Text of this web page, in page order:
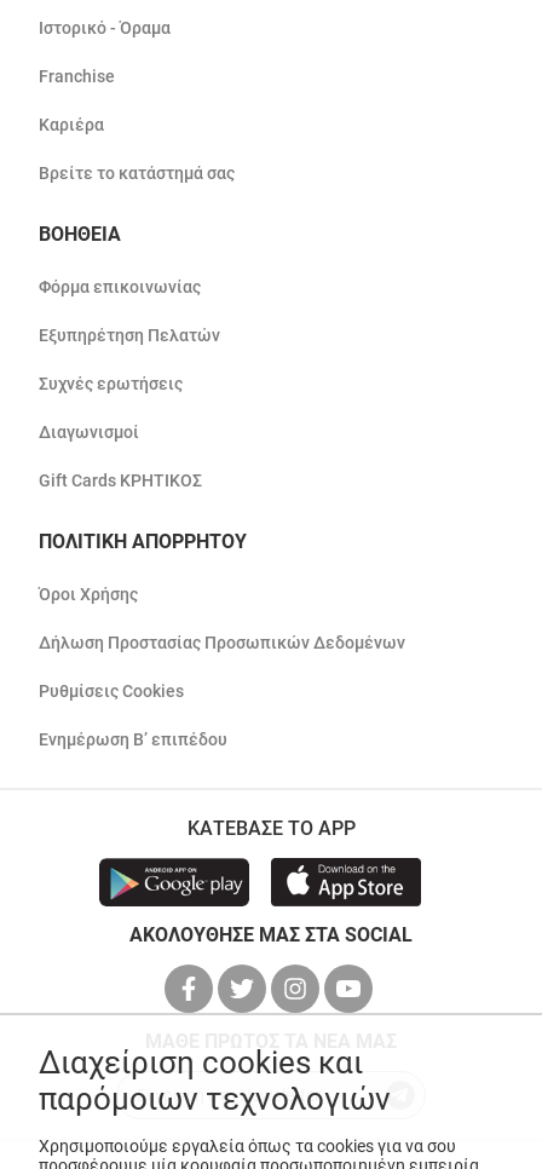
Ιστορικό - Όραμα
Franchise
Καριέρα
Βρείτε το κατάστημά σας
ΒΟΗΘΕΙΑ
Φόρμα επικοινωνίας
Εξυπηρέτηση Πελατών
Συχνές ερωτήσεις
Διαγωνισμοί
Gift Cards ΚΡΗΤΙΚΟΣ
ΠΟΛΙΤΙΚΗ ΑΠΟΡΡΗΤΟΥ
Όροι Χρήσης
Δήλωση Προστασίας Προσωπικών Δεδομένων
Ρυθμίσεις Cookies
Ενημέρωση Β’ επιπέδου
ΚΑΤΕΒΑΣΕ ΤΟ APP
ΑΚΟΛΟΥΘΗΣΕ ΜΑΣ ΣΤΑ SOCIAL
Διαχείριση cookies και
παρόμοιων τεχνολογιών
Χρησιμοποιούμε εργαλεία όπως τα cookies για να σου